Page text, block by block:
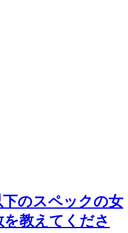
下のスペックの女
教えてくださ